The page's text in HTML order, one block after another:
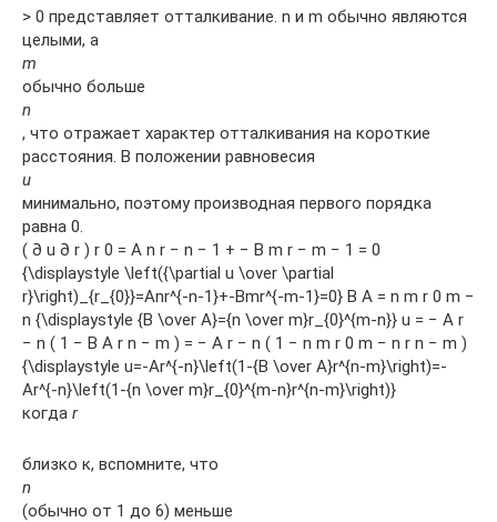
> 0 представляет отталкивание. n и m обычно являются
целыми, а
m
обычно больше
n
, что отражает характер отталкивания на короткие
расстояния. В положении равновесия
u
минимально, поэтому производная первого порядка
равна 0.
( ∂ u ∂ r ) r 0 = A n r − n − 1 + − B m r − m − 1 = 0
{\displaystyle \left({\partial u \over \partial
r}\right)_{r_{0}}=Anr^{-n-1}+-Bmr^{-m-1}=0} B A = n m r 0 m −
n {\displaystyle {B \over A}={n \over m}r_{0}^{m-n}} u = − A r
− n ( 1 − B A r n − m ) = − A r − n ( 1 − n m r 0 m − n r n − m )
{\displaystyle u=-Ar^{-n}\left(1-{B \over A}r^{n-m}\right)=-
Ar^{-n}\left(1-{n \over m}r_{0}^{m-n}r^{n-m}\right)}
когда r
близко к, вспомните, что
n
(обычно от 1 до 6) меньше